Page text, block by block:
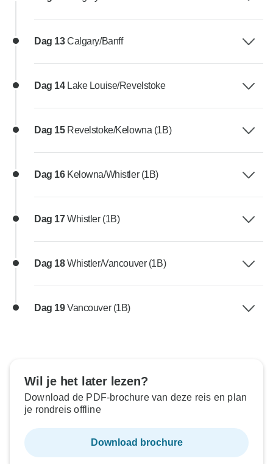
Dag 13Calgary/Banff
Dag 14 Lake Louise/Revelstoke
Dag 15 Revelstoke/Kelowna (1B)
Dag 16 Kelowna/Whistler (1B)
Dag 17Whistler (1B)
Dag 18Whistler/Vancouver (1B)
Dag 19Vancouver (1B)
Wil je het later lezen?
Download de PDF-brochure van deze reis en plan
je rondreis offline
Download brochure